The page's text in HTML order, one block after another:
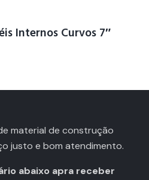
Internos Curvos 7″
material de construção
justo e bom atendimento.
abaixo apra receber